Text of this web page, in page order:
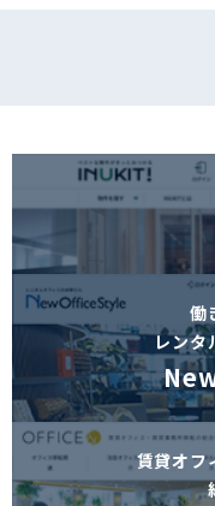
働
レンタ
賃貸オフ